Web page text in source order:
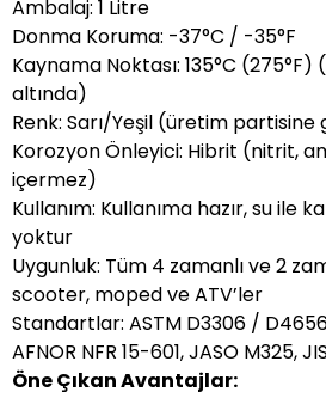
Ambalaj: 1 Litre
Donma Koruma: -37°C / -35°F
Kaynama Noktası: 135°C (275°F)
altında)
Renk: Sarı/Yeşil (üretim
Korozyon Önleyici: Hibrit (nitrit,
içermez)
Kullanım: Kullanıma hazır, su ile
yoktur
Uygunluk: Tüm 4 zamanlı ve 2
scooter, moped ve ATV’ler
Standartlar: ASTM D3306 /
AFNOR NFR 15-601, JASO M325,
Öne Çıkan Avantajlar: